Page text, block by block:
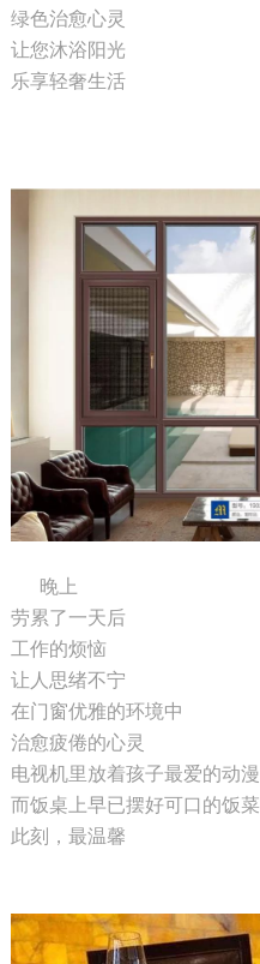
绿色治愈心灵
让您沐浴阳光
乐享轻奢生活
晚上
劳累了一天后
工作的烦恼
让人思绪不宁
在门窗优雅的环境中
治愈疲倦的心灵
电视机里放着孩子最爱的动漫
而饭桌上早已摆好可口的饭菜
此刻，最温馨